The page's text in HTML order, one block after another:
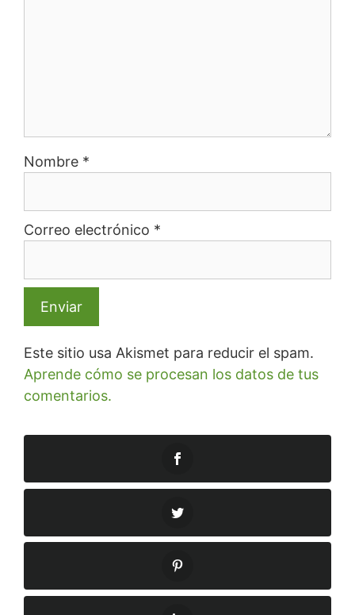
Nombre *
Correo electrónico *
Este sitio usa Akismet para reducir el spam.
Aprende cómo se procesan los datos de tus
comentarios.